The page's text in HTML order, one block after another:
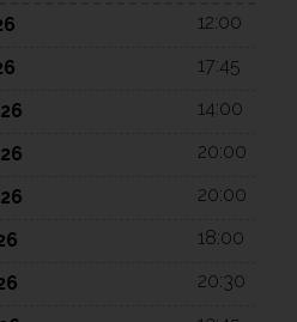
12:00
17:45
14:00
20:00
20:00
18:00
20:30